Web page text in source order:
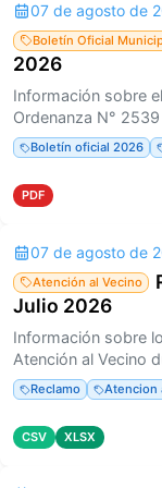
07 de agosto de
Boletín Oficial
2026
Información sobre
Ordenanza N°
Boletín oficial 2026
PDF
07 de agosto de
Atención al Vecino
Julio 2026
Información sobre
Atención al Vecino
Reclamo Atencion
CSV XLSX